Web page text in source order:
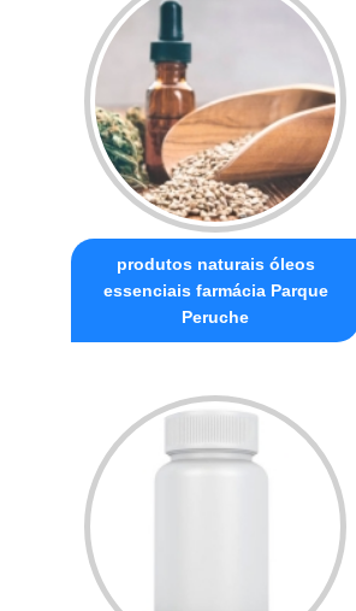
produtos naturais óleos
essenciais farmácia Parque
Peruche